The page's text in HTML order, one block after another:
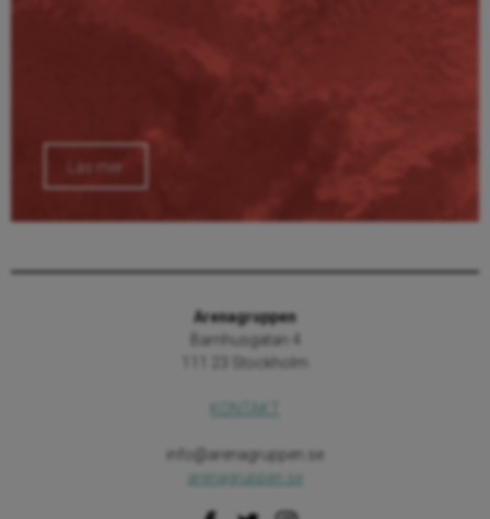
Läs mer
Arenagruppen
Barnhusgatan 4
111 23 Stockholm
info@arenagruppen.se
arenagruppen.se